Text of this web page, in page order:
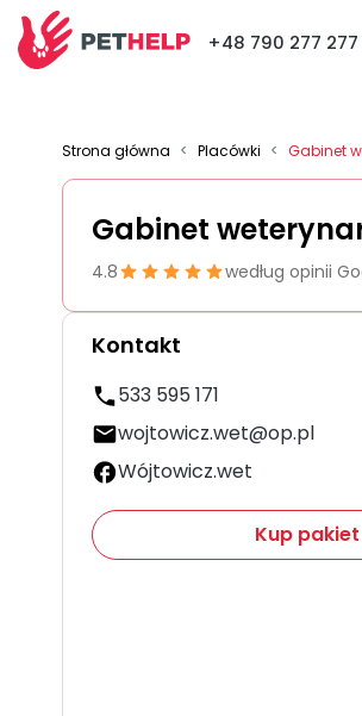
+48 790 277 277
Strona główna < Placówki < Gabinet
Gabinet
4.8 według opinii
Kontakt
533 595 171
wojtowicz.wet@op.pl
Wójtowicz.wet
Kup pakiet